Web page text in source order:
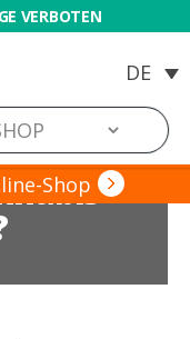
VERBOTEN
Shop